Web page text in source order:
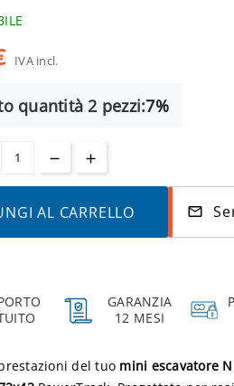
IVA incl.
quantità 2 pezzi:7%
AL CARRELLO mail_outline
GARANZIA
12 MESI
del tuo mini escavatore